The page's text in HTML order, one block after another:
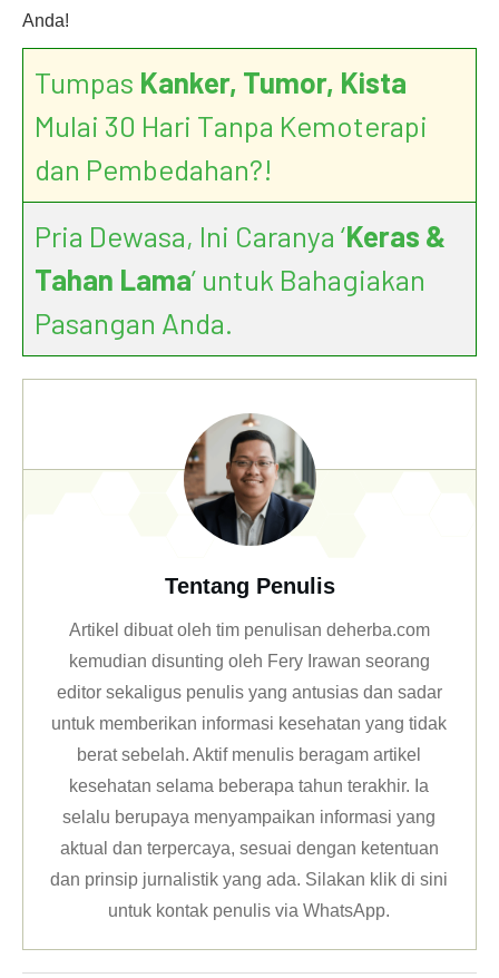
Anda!
Tumpas Kanker, Tumor, Kista
Mulai 30 Hari Tanpa Kemoterapi
dan Pembedahan?!
Pria Dewasa, Ini Caranya ‘Keras &
Tahan Lama’ untuk Bahagiakan
Pasangan Anda.
Tentang Penulis
Artikel dibuat oleh tim penulisan deherba.com
kemudian disunting oleh Fery Irawan seorang
editor sekaligus penulis yang antusias dan sadar
untuk memberikan informasi kesehatan yang tidak
berat sebelah. Aktif menulis beragam artikel
kesehatan selama beberapa tahun terakhir. Ia
selalu berupaya menyampaikan informasi yang
aktual dan terpercaya, sesuai dengan ketentuan
dan prinsip jurnalistik yang ada. Silakan klikdi sini
untuk kontak penulis via WhatsApp.